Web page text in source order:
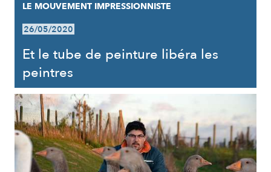
LE MOUVEMENT IMPRESSIONNISTE
26/05/2020
Et le tube de peinture libéra les
peintres